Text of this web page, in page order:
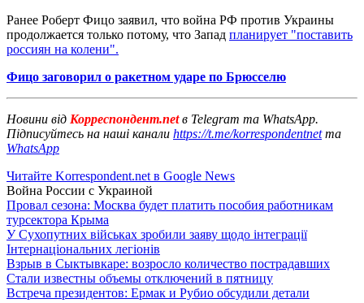
Ранее Роберт Фицо заявил, что война РФ против Украины
продолжается только потому, что Запад планирует "поставить
россиян на колени".
Фицо заговорил о ракетном ударе по Брюсселю
Новини від Корреспондент.netв Telegram та WhatsApp.
Підписуйтесь на наші канали https://t.me/korrespondentnetта
WhatsApp
Читайте Korrespondent.net в Google News
Война России с Украиной
Провал сезона: Москва будет платить пособия работникам
турсектора Крыма
У Сухопутних військах зробили заяву щодо інтеграції
Інтернаціональних легіонів
Взрыв в Сыктывкаре: возросло количество пострадавших
Стали известны объемы отключений в пятницу
Встреча президентов: Ермак и Рубио обсудили детали